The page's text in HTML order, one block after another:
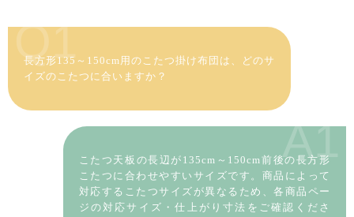
Q1
長方形135～150cm用のこたつ掛け布団は、どのサ
イズのこたつに合いますか？
A1
こたつ天板の長辺が135cm～150cm前後の長方形
こたつに合わせやすいサイズです。商品によって
対応するこたつサイズが異なるため、各商品ペー
ジの対応サイズ・仕上がり寸法をご確認くださ